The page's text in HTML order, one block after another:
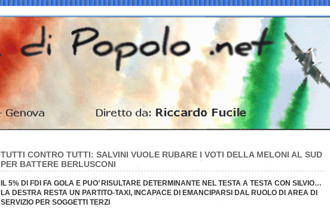
TUTTI CONTRO TUTTI: SALVINI VUOLE RUBARE I VOTI DELLA MELONI AL SUD
PER BATTERE BERLUSCONI
IL 5% DI FDI FA GOLA E PUO’ RISULTARE DETERMINANTE NEL TESTA A TESTA CON SILVIO…
LA DESTRA RESTA UN PARTITO-TAXI, INCAPACE DI EMANCIPARSI DAL RUOLO DI AREA DI
SERVIZIO PER SOGGETTI TERZI